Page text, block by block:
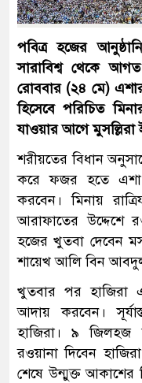
পবিত্র হজের
সারাবিশ্ব থেকে
রোববার (২৪ মে)
হিসেবে পরিচিত
যাওয়ার আগে
শরীয়তের বিধান
করে ফজর হতে এশা
করবেন। মিনায়
আরাফাতের উদ্দেশে
হজের খুতবা দেবেন
শায়েখ আলি বিন
খুতবার পর হাজিরা
আদায় করবেন।
হাজিরা। ৯ জিলহজ
রওয়ানা দিবেন
শেষে উন্মুক্ত আকাশের